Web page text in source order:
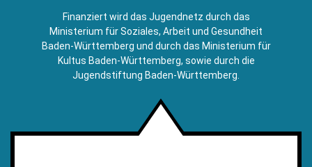
Mail)
Finanziert wird das Jugendnetz durch das
Ministerium für Soziales, Arbeit und Gesundheit
Baden-Württemberg und durch das Ministerium für
Kultus Baden-Württemberg, sowie durch die
Jugendstiftung Baden-Württemberg.